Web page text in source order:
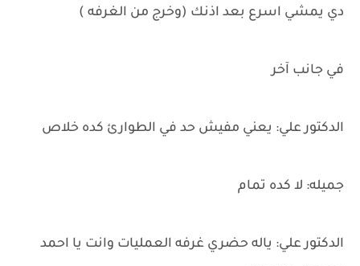
دي يمشي اسرع بعد اذنك (وخرج من الغرفه )
في جانب آخر
الدكتور علي: يعني مفيش حد في الطوارئ كده خلاص
جميله: لا كده تمام
الدكتور علي: ياله حضري غرفه العمليات وانت يا احمد